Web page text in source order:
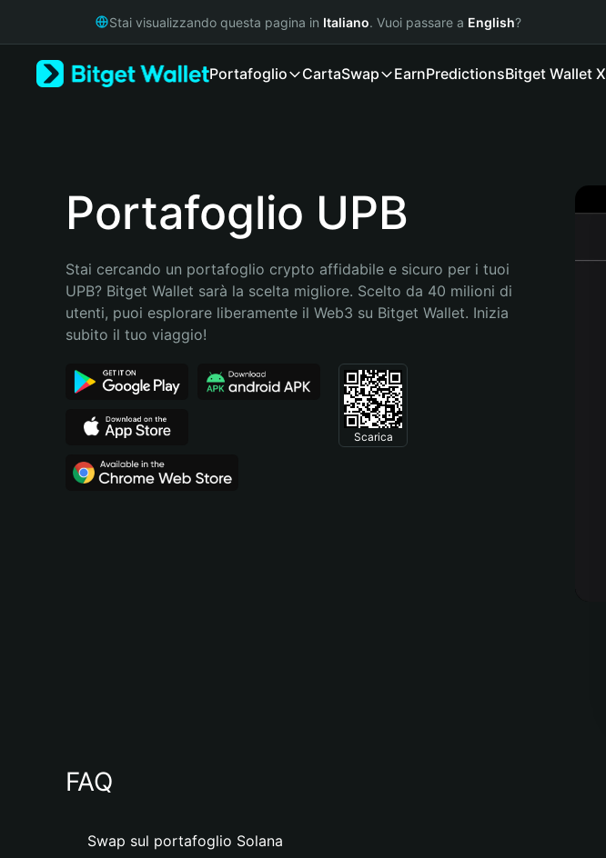
Русский
Bahasa Indonesia
Português (Brasil)
Stai visualizzando questa pagina in Italiano. Vuoi passare a English?
Portafoglio CartaSwap EarnPredictionsBitget Wallet X
Portafoglio UPB
Stai cercando un portafoglio crypto affidabile e sicuro per i tuoi
UPB? Bitget Wallet sarà la scelta migliore. Scelto da 40 milioni di
utenti, puoi esplorare liberamente il Web3 su Bitget Wallet. Inizia
subito il tuo viaggio!
Scarica
FAQ
Swap sul portafoglio Solana